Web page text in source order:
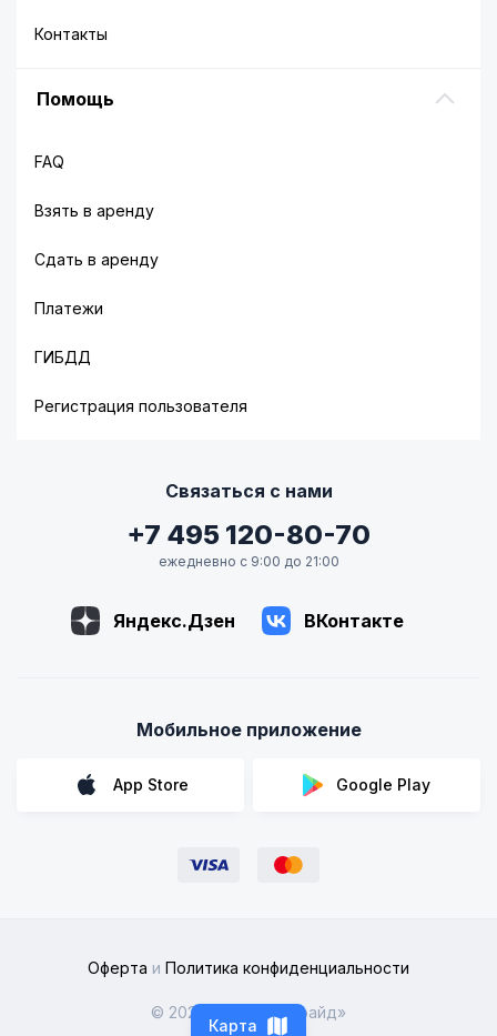
Контакты
Помощь
FAQ
Взять в аренду
Сдать в аренду
Платежи
ГИБДД
Регистрация пользователя
Связаться с нами
+7 495 120-80-70
ежедневно с 9:00 до 21:00
Яндекс.Дзен ВКонтакте
Мобильное приложение
App Store Google Play
Оферта и Политика конфиденциальности
© 2026 ООО «Рентрайд»
Карта